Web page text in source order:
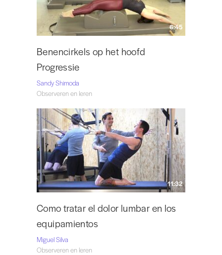
6:45
Benencirkels op het hoofd
Progressie
Sandy Shimoda
Observeren en leren
11:32
Como tratar el dolor lumbar en los
equipamientos
Miguel Silva
Observeren en leren